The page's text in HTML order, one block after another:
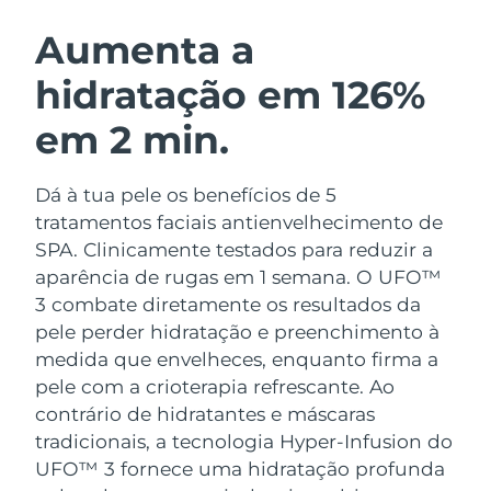
Aumenta a
hidratação em 126%
em 2 min.
Dá à tua pele os benefícios de 5
tratamentos faciais antienvelhecimento de
SPA. Clinicamente testados para reduzir a
aparência de rugas em 1 semana. O UFO™
3 combate diretamente os resultados da
pele perder hidratação e preenchimento à
medida que envelheces, enquanto firma a
pele com a crioterapia refrescante. Ao
contrário de hidratantes e máscaras
tradicionais, a tecnologia Hyper-Infusion do
UFO™ 3 fornece uma hidratação profunda
Limpeza facial
Anti-aging massage
LUNA™ 4 Plus
Massage, LED heating
LUNA™ 4 Men
For men, anti-aging massage
Microcurrent toning
BEAR™ 2 go
Microcurrent toning on-the-go
BEAR™ 2 eyes & lips
Microcurrent line smoothing device
Hidratação
UFO™ 3 kit
Deep facial hydration
UFO™ 3 LED
Near-infrared and red light therapy
device
Cuidado oral
issa™ 4
Hybrid silicone sonic toothbrush
issa™ 4 plus
Smart hybrid silicone sonic toothbrush
TRATAMENTO ANTIENVELHECIMENTO
FAQ™
Antienvelhecimento Tratamentos LED
Áustria
Barein Entrega prevista12/8/26
Bélgica
Bermudas Entrega prevista
Bósnia e
Herzegovina
Entrega prevista14/8/26
Brunei Entrega prevista16/8/26
Bulgária Entrega prevista 11/8/26
Canadá Entrega prevista
Chile Entrega prevista15/8/26